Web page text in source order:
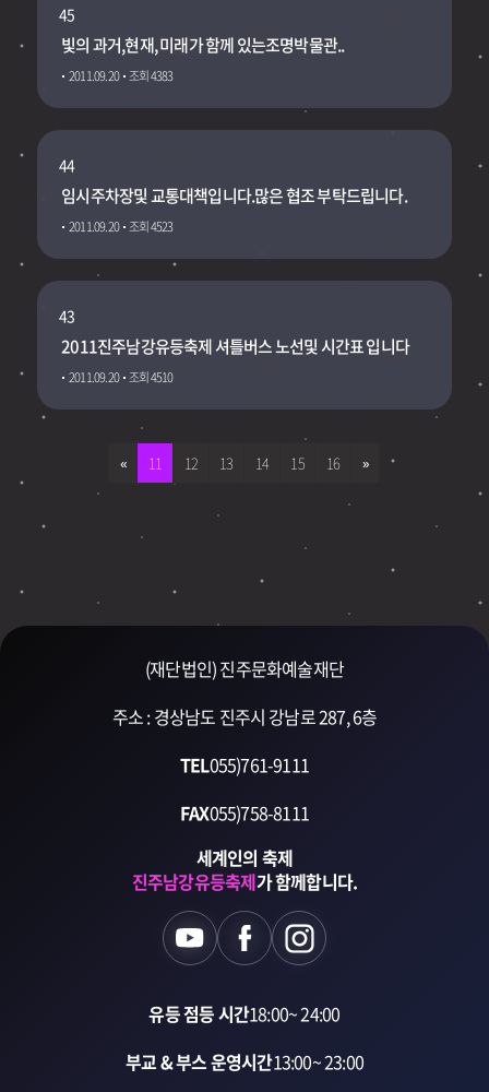
45
빛의 과거,현재, 미래가 함께 있는조명박물관..
2011.09.20 조회 4383
44
임시주차장및 교통대책입니다.많은 협조 부탁드립니다.
2011.09.20 조회 4523
43
2011진주남강유등축제 셔틀버스 노선및 시간표 입니다
2011.09.20 조회 4510
« 11 12 13 14 15 16 »
(재단법인) 진주문화예술재단
주소 : 경상남도 진주시 강남로 287, 6층
TEL055)761-9111
FAX055)758-8111
세계인의 축제
진주남강유등축제가 함께합니다.
유등 점등 시간18:00~ 24:00
부교 & 부스 운영시간13:00~ 23:00